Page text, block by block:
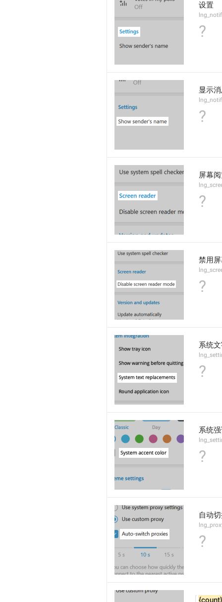
设置
?
显示
?
屏幕
?
禁用
?
系统
?
系统
?
自动
?
{count}